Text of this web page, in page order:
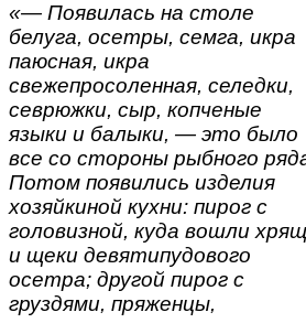
«— Появилась на столе
белуга, осетры, семга, икра
паюсная, икра
свежепросоленная, селедки,
севрюжки, сыр, копченые
языки и балыки, — это было
все со стороны рыбного
Потом появились изделия
хозяйкиной кухни: пирог с
головизной, куда вошли хрящ
и щеки девятипудового
осетра; другой пирог с
груздями, пряженцы,